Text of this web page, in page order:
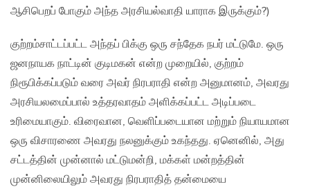
ஆசிபெறப் போகும் அந்த அரசியல்வாதி யாராக இருக்கும்?)
குற்றம்சாட்டப்பட்ட அந்தப் பிக்கு ஒரு சந்தேக நபர் மட்டுமே. ஒரு
ஜனநாயக நாட்டின் குடிமகன் என்ற முறையில், குற்றம்
நிரூபிக்கப்படும் வரை அவர் நிரபராதி என்ற அனுமானம், அவரது
அரசியலமைப்பால் உத்தரவாதம் அளிக்கப்பட்ட அடிப்படை
உரிமையாகும். விரைவான, வெளிப்படையான மற்றும் நியாயமான
ஒரு விசாரணை அவரது நலனுக்கும் உகந்தது. ஏனெனில், அது
சட்டத்தின் முன்னால் மட்டுமன்றி, மக்கள் மன்றத்தின்
முன்னிலையிலும் அவரது நிரபராதித் தன்மையை